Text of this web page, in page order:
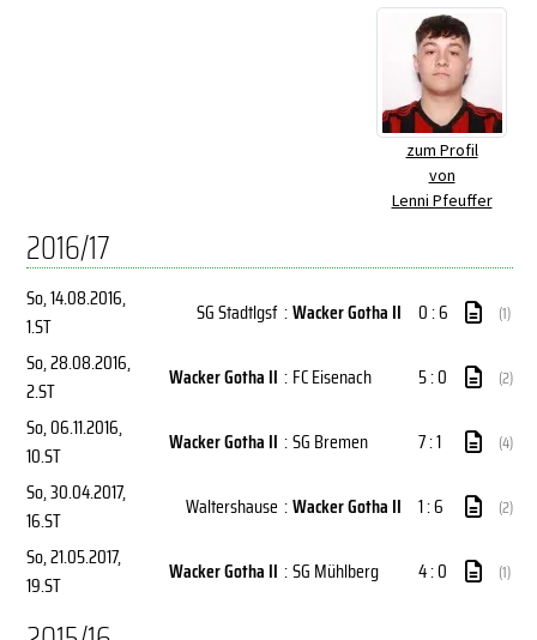
zum Profil
von
Lenni Pfeuffer
2016/17
So, 14.08.2016,
1.ST
SG Stadtlgsf :Wacker Gotha II 0 : 6 (1)
So, 28.08.2016,
2.ST
Wacker Gotha II : FC Eisenach 5 : 0 (2)
So, 06.11.2016,
10.ST
Wacker Gotha II :SG Bremen 7 : 1 (4)
So, 30.04.2017,
16.ST
Waltershause :Wacker Gotha II 1 : 6 (2)
So, 21.05.2017,
19.ST
Wacker Gotha II :SG Mühlberg 4 : 0 (1)